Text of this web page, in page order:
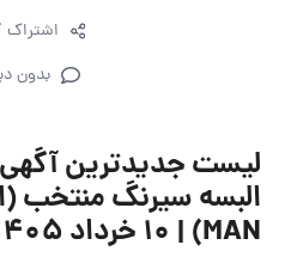
اشتراک
بدون
لیست جدیدترین
MAN) | ۱۰ خرداد ۱۴۰۵